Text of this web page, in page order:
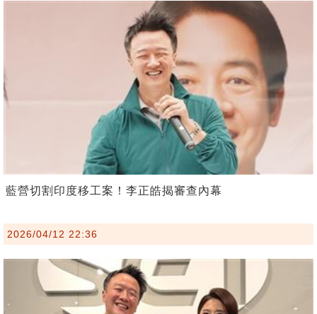
藍營切割印度移工案！李正皓揭審查內幕
2026/04/12 22:36